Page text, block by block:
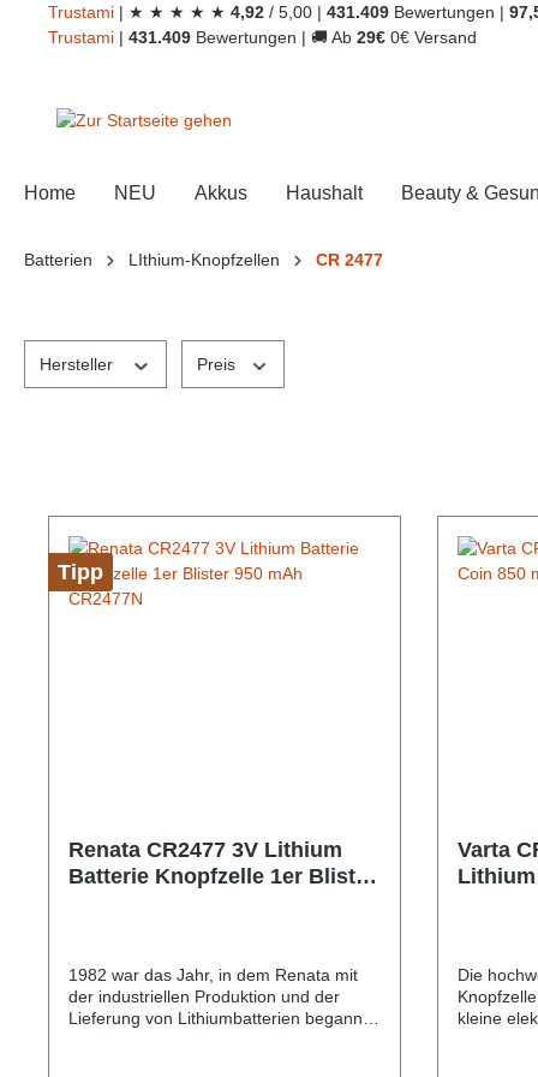
Zur Hauptnavigation springen
Trustami | ★ ★ ★ ★ ★ 4,92 / 5,00 | 431.409 Bewertungen |
Trustami | 431.409 Bewertungen | 🚚 Ab 29€ 0€ Versand
Home NEU Akkus Haushalt Beauty &
Batterien LIthium-Knopfzellen CR 2477
Hersteller Preis
Tipp
Renata CR2477 3V Lithium
Batterie Knopfzelle 1er Blister
1982 war das Jahr, in dem Renata mit
der industriellen Produktion und der
Lieferung von Lithiumbatterien begann.
Varta
Lithium
Die
kleine